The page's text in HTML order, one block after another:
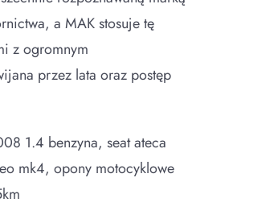
a MAK stosuje tę
z ogromnym
przez lata oraz postęp
1.4 benzyna, seat ateca
mk4, opony motocyklowe